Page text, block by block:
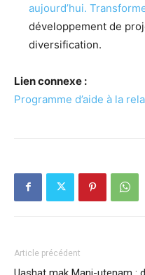
aujourd’hui.
développement de
diversification.
Lien connexe :
Programme d’aide à la
Article précédent